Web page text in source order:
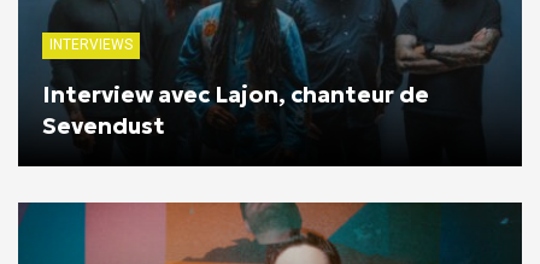
INTERVIEWS
Interview avec Lajon, chanteur de
Sevendust